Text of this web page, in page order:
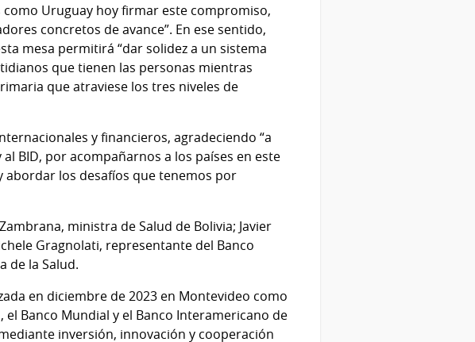
Uruguay hoy firmar este compromiso,
concretos de avance”. En ese sentido,
mesa permitirá “dar solidez a un sistema
que tienen las personas mientras
que atraviese los tres niveles de
y financieros, agradeciendo “a
BID, por acompañarnos a los países en este
los desafíos que tenemos por
ministra de Salud de Bolivia; Javier
Gragnolati, representante del Banco
de la Salud.
en diciembre de 2023 en Montevideo como
Banco Mundial y el Banco Interamericano de
inversión, innovación y cooperación